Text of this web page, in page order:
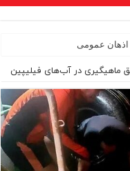
ماهیگیری در آب‌های فیلیپین